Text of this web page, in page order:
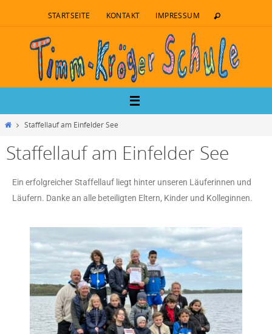
STARTSEITE KONTAKT IMPRESSUM
Staffellauf am Einfelder See
Staffellauf am Einfelder See
Ein erfolgreicher Staffellauf liegt hinter unseren Läuferinnen und
Läufern. Danke an alle beteiligten Eltern, Kinder und Kolleginnen.